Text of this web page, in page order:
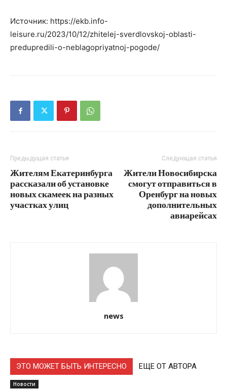
Источник: https://ekb.info-
leisure.ru/2023/10/12/zhitelej-sverdlovskoj-oblasti-
predupredili-o-neblagopriyatnoj-pogode/
Предыдущая статья
Жителям Екатеринбурга
рассказали об установке
новых скамеек на разных
участках улиц
Следующая статья
Жители Новосибирска
смогут отправиться в
Оренбург на новых
дополнительных
авиарейсах
news
ЭТО МОЖЕТ БЫТЬ ИНТЕРЕСНО ЕЩЕ ОТ АВТОРА
Новости